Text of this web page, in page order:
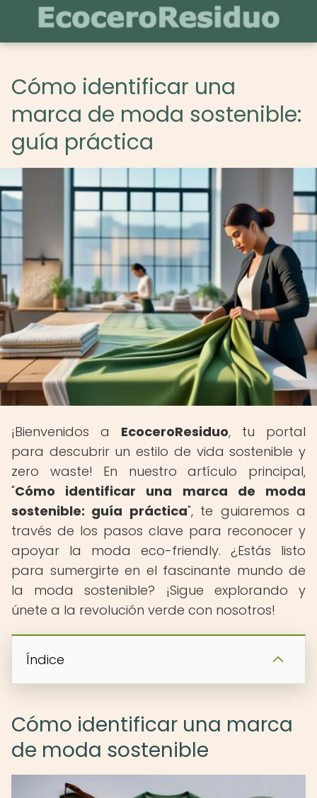
Cómo identificar una
marca de moda sostenible:
guía práctica
¡Bienvenidos a EcoceroResiduo, tu portal
para descubrir un estilo de vida sostenible y
zero waste! En nuestro artículo principal,
"Cómo identificar una marca de moda
sostenible: guía práctica", te guiaremos a
través de los pasos clave para reconocer y
apoyar la moda eco-friendly. ¿Estás listo
para sumergirte en el fascinante mundo de
la moda sostenible? ¡Sigue explorando y
únete a la revolución verde con nosotros!
Índice
Cómo identificar una marca
de moda sostenible